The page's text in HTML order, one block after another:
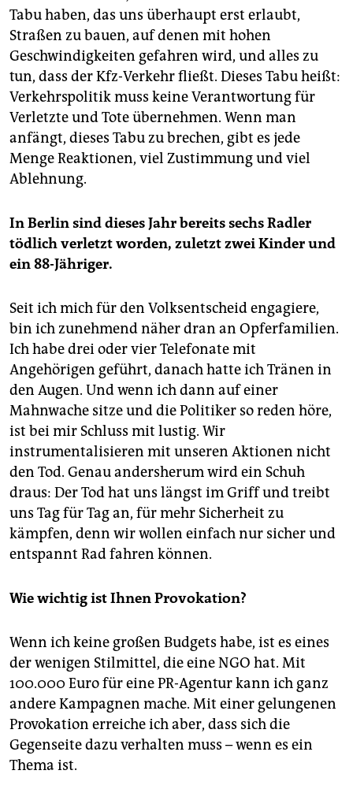
Tabu haben, das uns überhaupt erst erlaubt,
Straßen zu bauen, auf denen mit hohen
Geschwindigkeiten gefahren wird, und alles zu
tun, dass der Kfz-Verkehr fließt. Dieses Tabu heißt:
Verkehrspolitik muss keine Verantwortung für
Verletzte und Tote übernehmen. Wenn man
anfängt, dieses Tabu zu brechen, gibt es jede
Menge Reaktionen, viel Zustimmung und viel
Ablehnung.
In Berlin sind dieses Jahr bereits sechs Radler
tödlich verletzt worden, zuletzt zwei Kinder und
ein 88-Jähriger.
Seit ich mich für den Volksentscheid engagiere,
bin ich zunehmend näher dran an Opferfamilien.
Ich habe drei oder vier Telefonate mit
Angehörigen geführt, danach hatte ich Tränen in
den Augen. Und wenn ich dann auf einer
Mahnwache sitze und die Politiker so reden höre,
ist bei mir Schluss mit lustig. Wir
instrumentalisieren mit unseren Aktionen nicht
den Tod. Genau andersherum wird ein Schuh
draus: Der Tod hat uns längst im Griff und treibt
uns Tag für Tag an, für mehr Sicherheit zu
kämpfen, denn wir wollen einfach nur sicher und
entspannt Rad fahren können.
Wie wichtig ist Ihnen Provokation?
Wenn ich keine großen Budgets habe, ist es eines
der wenigen Stilmittel, die eine NGO hat. Mit
100.000 Euro für eine PR-Agentur kann ich ganz
andere Kampagnen mache. Mit einer gelungenen
Provokation erreiche ich aber, dass sich die
Gegenseite dazu verhalten muss – wenn es ein
Thema ist.